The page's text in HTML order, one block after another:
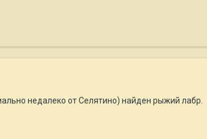
недалеко от Селятино) найден рыжий лабр.